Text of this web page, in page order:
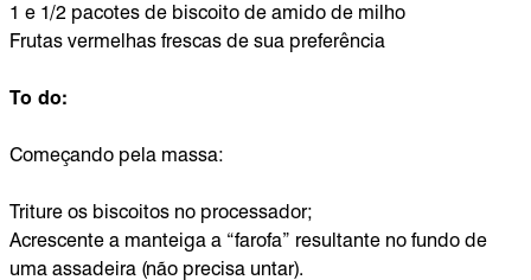
1 e 1/2 pacotes de biscoito de amido de milho
Frutas vermelhas frescas de sua preferência
To do:
Começando pela massa:
Triture os biscoitos no processador;
Acrescente a manteiga a “farofa” resultante no fundo de
uma assadeira (não precisa untar).